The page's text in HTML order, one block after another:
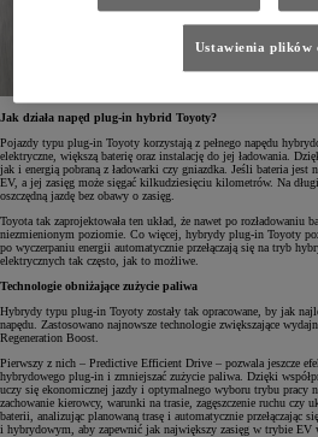
Jak działa napęd plug-in hybrid Toyoty?
Pojazdy typu plug-in Toyoty korzystają z pełnego napędu
elektryczne, większą baterię oraz instalację do jej ładowania.
jak i energią pobraną z ładowarki czy gniazdka. Jeśli bateria jest
EV, a jej zasięg może sięgać kilkudziesięciu kilometrów. Na
oszczędną jazdę bez obawy o zasięg.
Toyota tak zaprojektowała ten układ, że nawet po rozładowaniu
niezmienionym poziomie. Co więcej, hybrydy plug-in Toyoty
po wyczerpaniu energii automatycznie przełączają się na tryb
elektrycznych tak często, jak to możliwe.
Technologie obniżające zużycie paliwa
Hybrydy typu plug-in Toyoty zostały tak opracowane, by jak
napędu. Zastosowano najnowsze technologie zwiększające
Regeneration Boost.
Pierwszy z nich – Predictive Efficient Drive – pozwala jeszcze
hybrydowego plug-in i zmniejszać zużycie paliwa. Dzięki
uczy się ekonomicznej jazdy i optymalnego wyboru trybu pracy
zachowanie kierowcy, warunki na trasie, zagęszczenie ruchu czy
baterii, analizując planowaną trasę i automatycznie przełączając
i hybrydowym, aby zapewnić jak największy zasięg w trybie EV
Ustawienia plików